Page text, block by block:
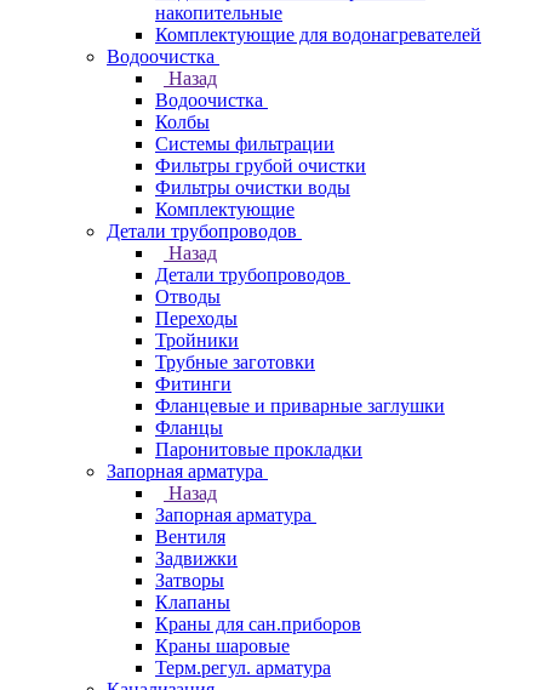
накопительные
Комплектующие для водонагревателей
Водоочистка
Назад
Водоочистка
Колбы
Системы фильтрации
Фильтры грубой очистки
Фильтры очистки воды
Комплектующие
Детали трубопроводов
Назад
Детали трубопроводов
Отводы
Переходы
Тройники
Трубные заготовки
Фитинги
Фланцевые и приварные заглушки
Фланцы
Паронитовые прокладки
Запорная арматура
Назад
Запорная арматура
Вентиля
Задвижки
Затворы
Клапаны
Краны для сан.приборов
Краны шаровые
Терм.регул. арматура